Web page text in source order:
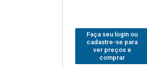
Faça seu login ou
cadastre-se para
ver preços e
comprar